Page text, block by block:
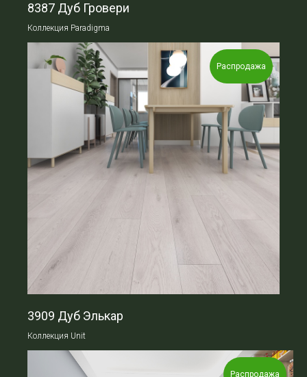
8387 Дуб Гровери
Коллекция Paradigma
Распродажа
3909 Дуб Элькар
Коллекция Unit
Распродажа